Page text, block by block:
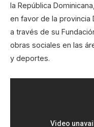
la República
en favor de la provincia
a través de su
obras sociales en las
y deportes.